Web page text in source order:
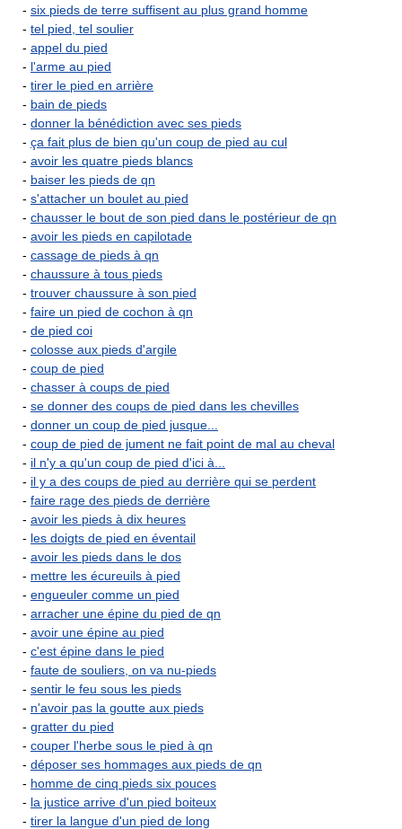
- six pieds de terre suffisent au plus grand homme
- tel pied, tel soulier
- appel du pied
- l'arme au pied
- tirer le pied en arrière
- bain de pieds
- donner la bénédiction avec ses pieds
- ça fait plus de bien qu'un coup de pied au cul
- avoir les quatre pieds blancs
- baiser les pieds de qn
- s'attacher un boulet au pied
- chausser le bout de son pied dans le postérieur de qn
- avoir les pieds en capilotade
- cassage de pieds à qn
- chaussure à tous pieds
- trouver chaussure à son pied
- faire un pied de cochon à qn
- de pied coi
- colosse aux pieds d'argile
- coup de pied
- chasser à coups de pied
- se donner des coups de pied dans les chevilles
- donner un coup de pied jusque...
- coup de pied de jument ne fait point de mal au cheval
- il n'y a qu'un coup de pied d'ici à...
- il y a des coups de pied au derrière qui se perdent
- faire rage des pieds de derrière
- avoir les pieds à dix heures
- les doigts de pied en éventail
- avoir les pieds dans le dos
- mettre les écureuils à pied
- engueuler comme un pied
- arracher une épine du pied de qn
- avoir une épine au pied
- c'est épine dans le pied
- faute de souliers, on va nu-pieds
- sentir le feu sous les pieds
- n'avoir pas la goutte aux pieds
- gratter du pied
- couper l'herbe sous le pied à qn
- déposer ses hommages aux pieds de qn
- homme de cinq pieds six pouces
- la justice arrive d'un pied boiteux
- tirer la langue d'un pied de long